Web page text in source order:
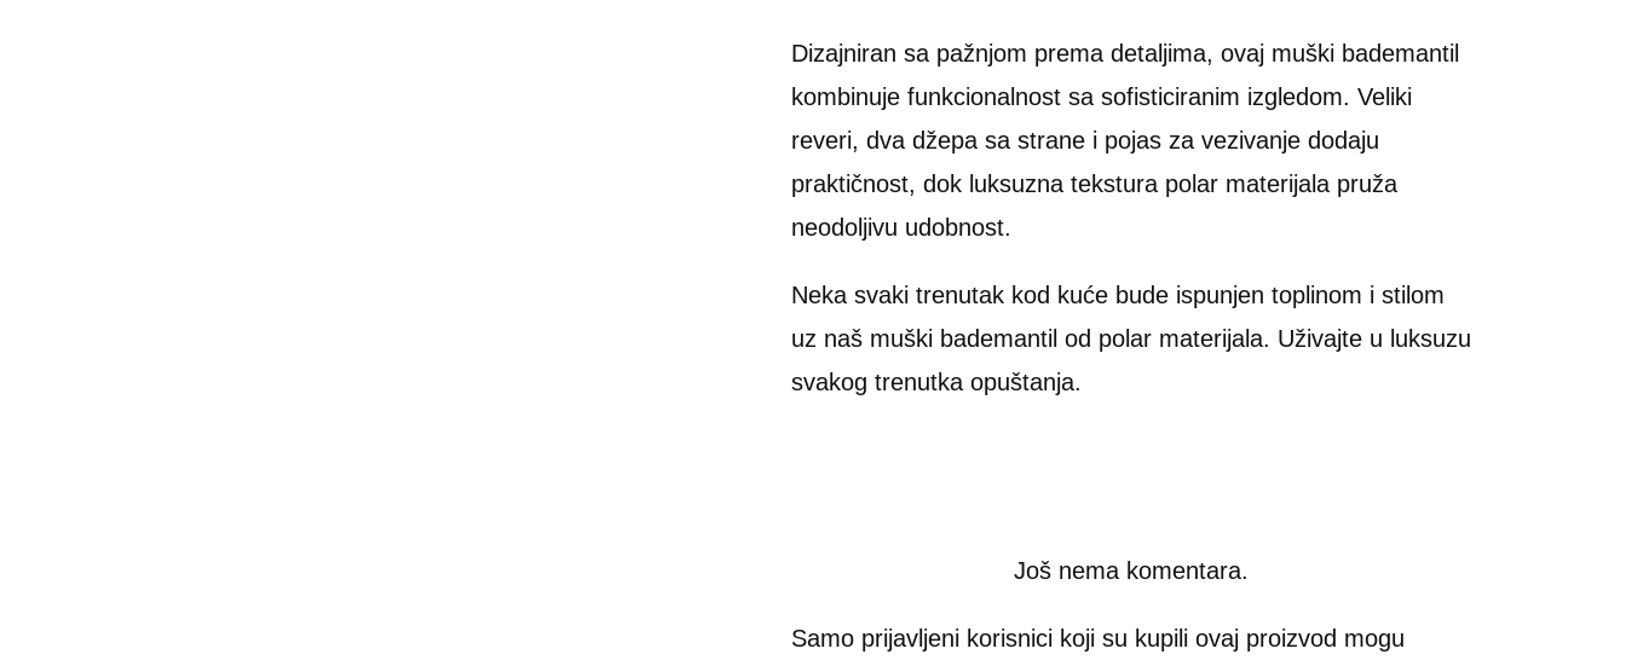
Dizajniran sa pažnjom prema detaljima, ovaj muški bademantil
kombinuje funkcionalnost sa sofisticiranim izgledom. Veliki
reveri, dva džepa sa strane i pojas za vezivanje dodaju
praktičnost, dok luksuzna tekstura polar materijala pruža
neodoljivu udobnost.
Neka svaki trenutak kod kuće bude ispunjen toplinom i stilom
uz naš muški bademantil od polar materijala. Uživajte u luksuzu
svakog trenutka opuštanja.
Još nema komentara.
Samo prijavljeni korisnici koji su kupili ovaj proizvod mogu